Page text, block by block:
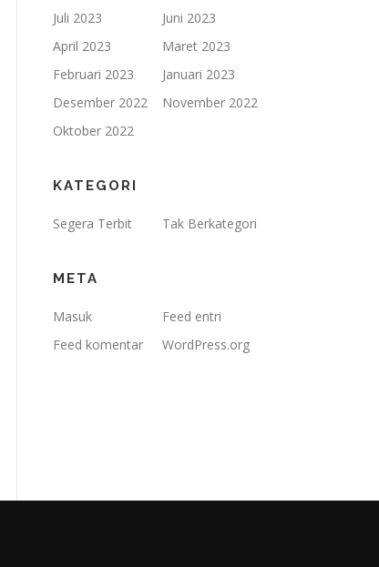
Juli 2023
Juni 2023
April 2023
Maret 2023
Februari 2023
Januari 2023
Desember 2022
November 2022
Oktober 2022
KATEGORI
Segera Terbit Tak Berkategori
META
Masuk
Feed entri
Feed komentar
WordPress.org